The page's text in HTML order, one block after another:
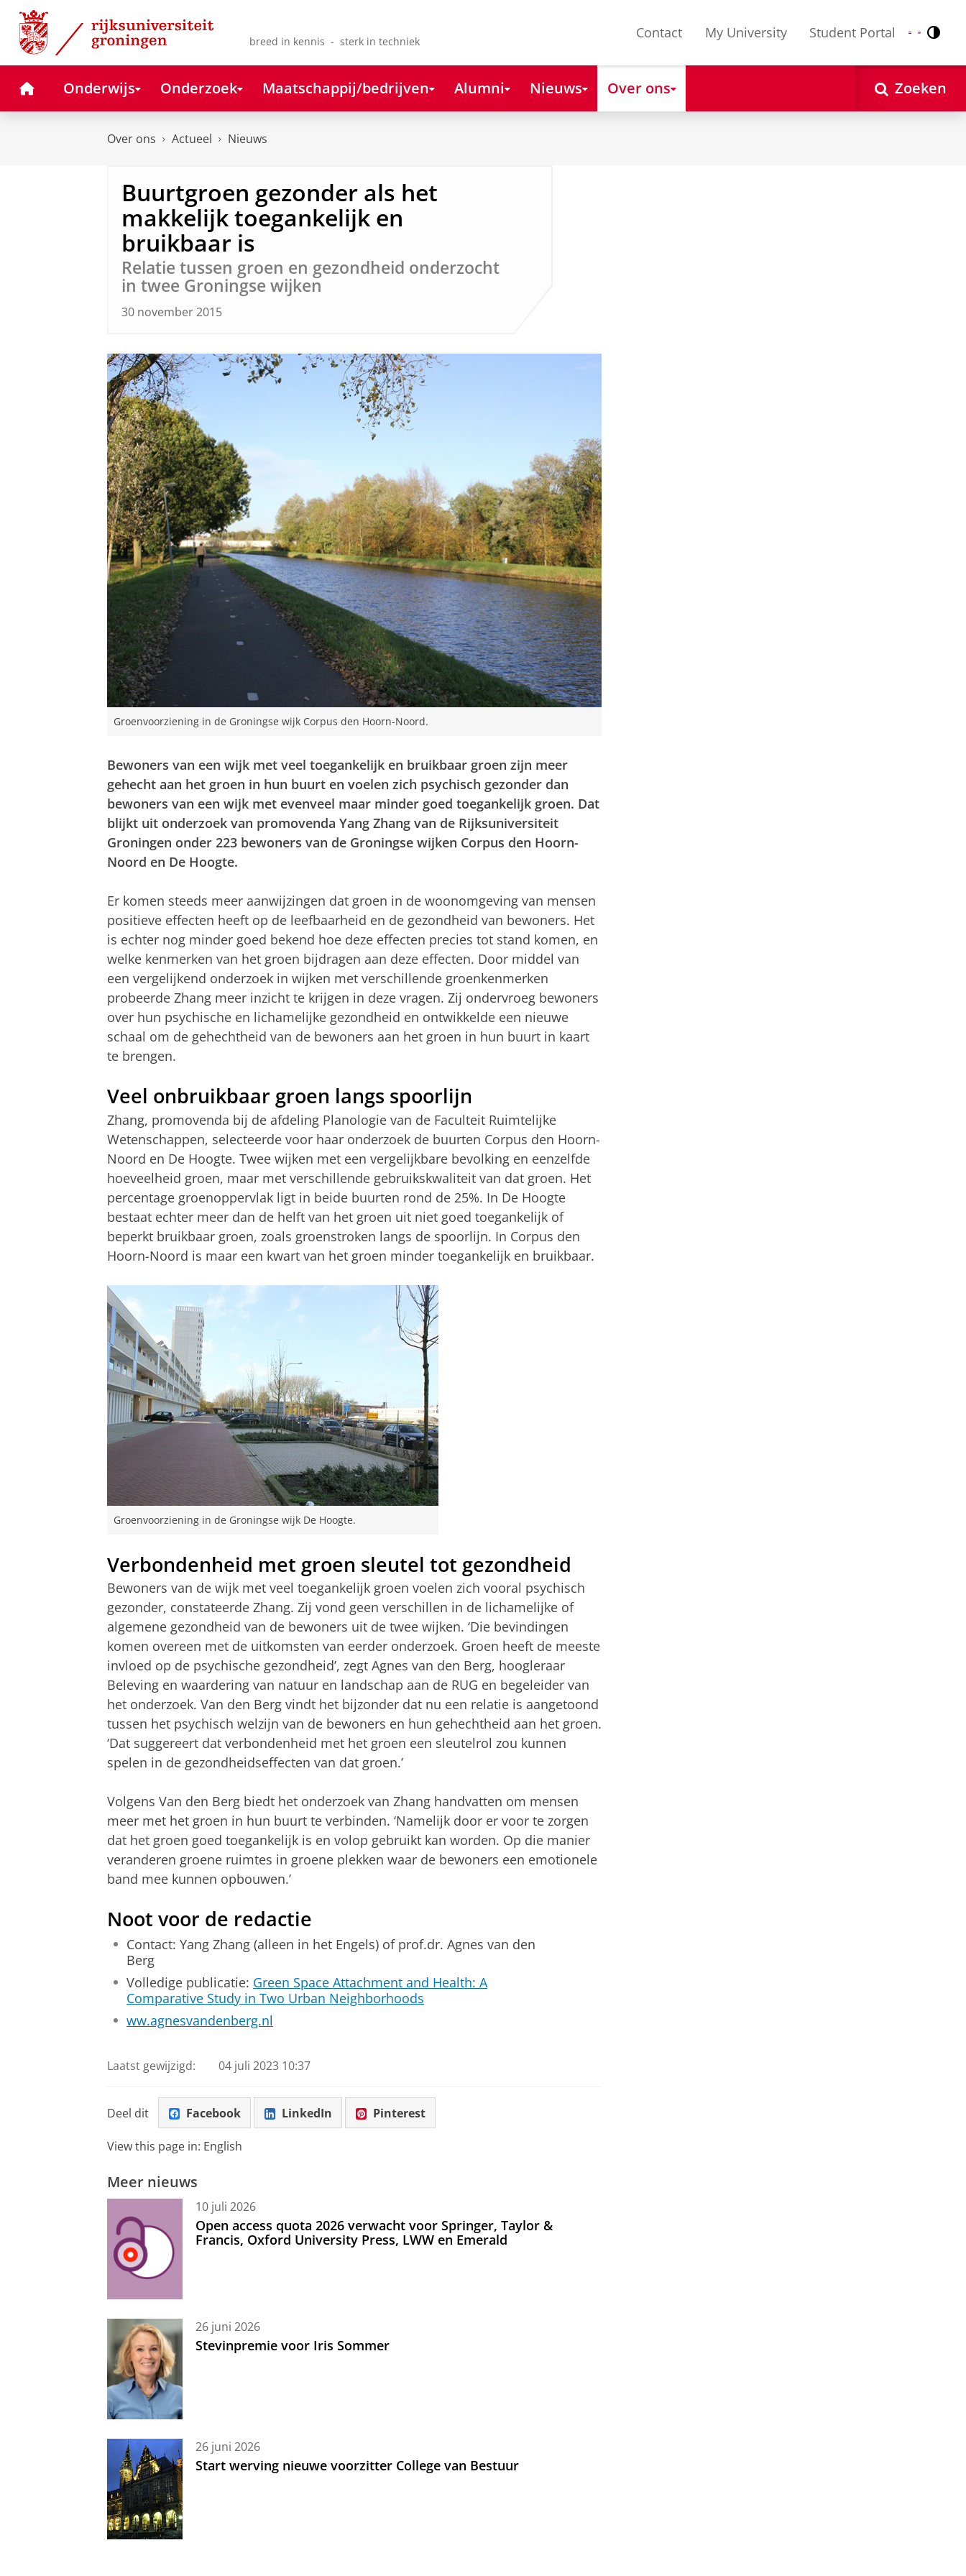
Skip
Content
Skip
Navigation
breed in kennis - sterk in techniek
Contact My University Student Portal Nederlands
English
HomeOnderwijs Onderzoek Maatschappij/bedrijven Alumni Nieuws Over ons Zoeken
Over ons Actueel Nieuws
Buurtgroen gezonder als het
makkelijk toegankelijk en
bruikbaar is
Relatie tussen groen en gezondheid onderzocht
in twee Groningse wijken
30 november 2015
Groenvoorziening in de Groningse wijk Corpus den Hoorn-Noord.
Bewoners van een wijk met veel toegankelijk en bruikbaar groen zijn meer
gehecht aan het groen in hun buurt en voelen zich psychisch gezonder dan
bewoners van een wijk met evenveel maar minder goed toegankelijk groen. Dat
blijkt uit onderzoek van promovenda Yang Zhang van de Rijksuniversiteit
Groningen onder 223 bewoners van de Groningse wijken Corpus den Hoorn-
Noord en De Hoogte.
Er komen steeds meer aanwijzingen dat groen in de woonomgeving van mensen
positieve effecten heeft op de leefbaarheid en de gezondheid van bewoners. Het
is echter nog minder goed bekend hoe deze effecten precies tot stand komen, en
welke kenmerken van het groen bijdragen aan deze effecten. Door middel van
een vergelijkend onderzoek in wijken met verschillende groenkenmerken
probeerde Zhang meer inzicht te krijgen in deze vragen. Zij ondervroeg bewoners
over hun psychische en lichamelijke gezondheid en ontwikkelde een nieuwe
schaal om de gehechtheid van de bewoners aan het groen in hun buurt in kaart
te brengen.
Veel onbruikbaar groen langs spoorlijn
Zhang, promovenda bij de afdeling Planologie van de Faculteit Ruimtelijke
Wetenschappen, selecteerde voor haar onderzoek de buurten Corpus den Hoorn-
Noord en De Hoogte. Twee wijken met een vergelijkbare bevolking en eenzelfde
hoeveelheid groen, maar met verschillende gebruikskwaliteit van dat groen. Het
percentage groenoppervlak ligt in beide buurten rond de 25%. In De Hoogte
bestaat echter meer dan de helft van het groen uit niet goed toegankelijk of
beperkt bruikbaar groen, zoals groenstroken langs de spoorlijn. In Corpus den
Hoorn-Noord is maar een kwart van het groen minder toegankelijk en bruikbaar.
Groenvoorziening in de Groningse wijk De Hoogte.
Verbondenheid met groen sleutel tot gezondheid
Bewoners van de wijk met veel toegankelijk groen voelen zich vooral psychisch
gezonder, constateerde Zhang. Zij vond geen verschillen in de lichamelijke of
algemene gezondheid van de bewoners uit de twee wijken. ‘Die bevindingen
komen overeen met de uitkomsten van eerder onderzoek. Groen heeft de meeste
invloed op de psychische gezondheid’, zegt Agnes van den Berg, hoogleraar
Beleving en waardering van natuur en landschap aan de RUG en begeleider van
het onderzoek. Van den Berg vindt het bijzonder dat nu een relatie is aangetoond
tussen het psychisch welzijn van de bewoners en hun gehechtheid aan het groen.
‘Dat suggereert dat verbondenheid met het groen een sleutelrol zou kunnen
spelen in de gezondheidseffecten van dat groen.’
Volgens Van den Berg biedt het onderzoek van Zhang handvatten om mensen
meer met het groen in hun buurt te verbinden. ‘Namelijk door er voor te zorgen
dat het groen goed toegankelijk is en volop gebruikt kan worden. Op die manier
veranderen groene ruimtes in groene plekken waar de bewoners een emotionele
band mee kunnen opbouwen.’
Noot voor de redactie
Contact: Yang Zhang (alleen in het Engels) of prof.dr. Agnes van den
Berg
Volledige publicatie: Green Space Attachment and Health: A
Comparative Study in Two Urban Neighborhoods
ww.agnesvandenberg.nl
Laatst gewijzigd: 04 juli 2023 10:37
Deel dit Facebook LinkedIn Pinterest
View this page in: English
Meer nieuws
10 juli 2026
Open access quota 2026 verwacht voor Springer, Taylor &
Francis, Oxford University Press, LWW en Emerald
26 juni 2026
Stevinpremie voor Iris Sommer
26 juni 2026
Start werving nieuwe voorzitter College van Bestuur